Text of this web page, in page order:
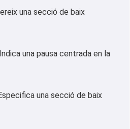
una secció de baix
una pausa centrada en la
una secció de baix